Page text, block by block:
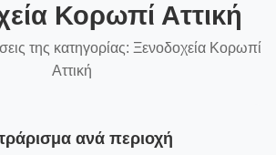
Κορωπί Αττική
της κατηγορίας: Ξενοδοχεία Κορωπί
Αττική
ανά περιοχή